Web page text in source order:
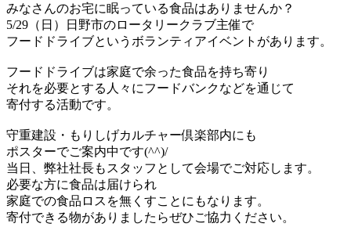
みなさんのお宅に眠っている食品はありませんか？
5/29（日）日野市のロータリークラブ主催で
フードドライブというボランティアイベントがあります。
フードドライブは家庭で余った食品を持ち寄り
それを必要とする人々にフードバンクなどを通じて
寄付する活動です。
守重建設・もりしげカルチャー倶楽部内にも
ポスターでご案内中です(^^)/
当日、弊社社長もスタッフとして会場でご対応します。
必要な方に食品は届けられ
家庭での食品ロスを無くすことにもなります。
寄付できる物がありましたらぜひご協力ください。